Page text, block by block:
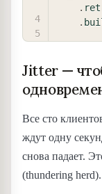
.
.
Jitter —
Все сто
ждут одну
снова падает.
(thundering herd).